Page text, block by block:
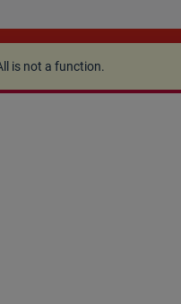
is not a
is not a function.